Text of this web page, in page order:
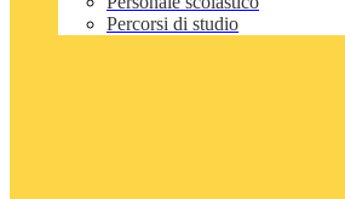
Percorsi di studio